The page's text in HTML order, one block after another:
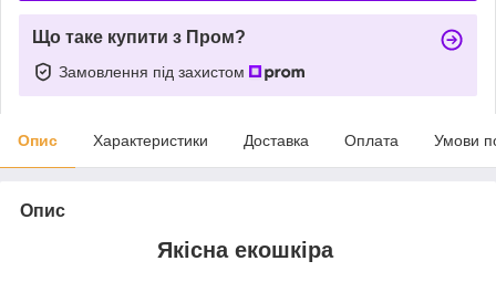
Що таке купити з Пром?
Замовлення під захистом
Опис Характеристики Доставка Оплата Умови
Опис
Якісна екошкіра